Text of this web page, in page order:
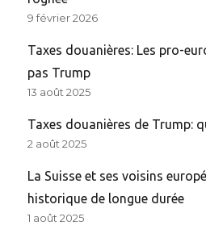
9 février 2026
Taxes douanières: Les pro-
pas Trump
13 août 2025
Taxes douanières de Trump:
2 août 2025
La Suisse et ses voisins
historique de longue durée
1 août 2025